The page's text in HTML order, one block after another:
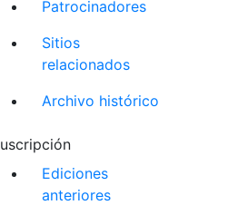
Patrocinadores
Sitios
relacionados
Archivo histórico
Ediciones
anteriores